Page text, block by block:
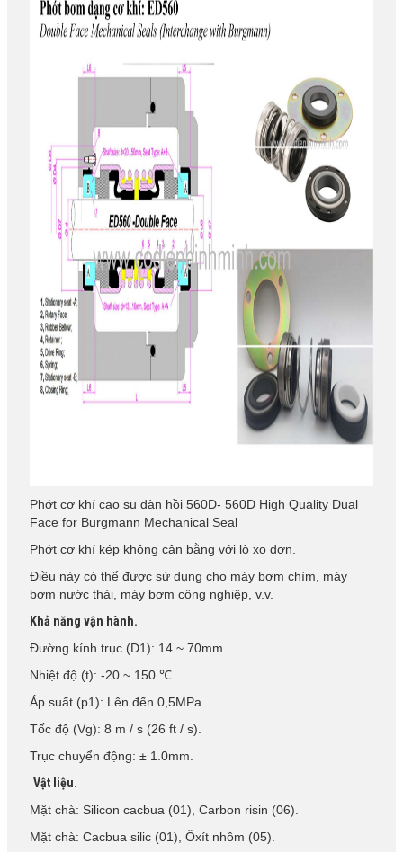
Phớt cơ khí cao su đàn hồi 560D- 560D High Quality Dual
Face for Burgmann Mechanical Seal
Phớt cơ khí kép không cân bằng với lò xo đơn.
Điều này có thể được sử dụng cho máy bơm chìm, máy
bơm nước thải, máy bơm công nghiệp, v.v.
Khả năng vận hành.
Đường kính trục (D1): 14 ~ 70mm.
Nhiệt độ (t): -20 ~ 150 ℃.
Áp suất (p1): Lên đến 0,5MPa.
Tốc độ (Vg): 8 m / s (26 ft / s).
Trục chuyển động: ± 1.0mm.
Vật liệu.
Mặt chà: Silicon cacbua (01), Carbon risin (06).
Mặt chà: Cacbua silic (01), Ôxít nhôm (05).